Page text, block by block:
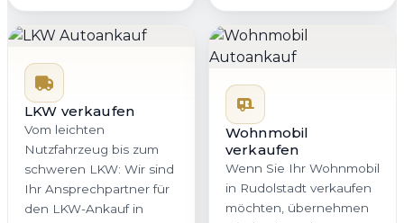
LKW verkaufen
Vom leichten
Nutzfahrzeug bis zum
schweren LKW: Wir sind
Ihr Ansprechpartner für
den LKW-Ankauf in
Rudolstadt. Autoankauf
Wohnmobil
verkaufen
Wenn Sie Ihr Wohnmobil
in Rudolstadt verkaufen
möchten, übernehmen
wir den kompletten